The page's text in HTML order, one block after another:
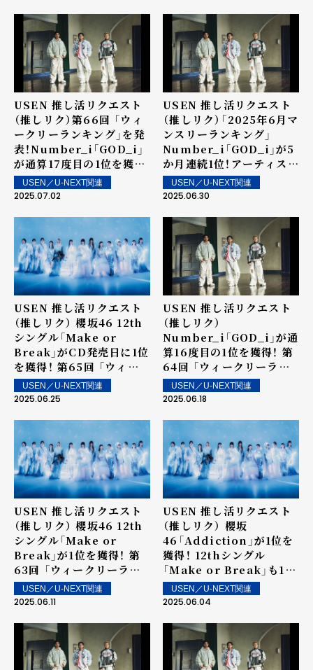
位にENHYPENの
「Shine On Me」が登場
～ 上位ランクイン楽曲は
街中・店内で配信！
配信！
USEN 推し活リクエスト
（推しリク）第66回 「ウィ
ークリーランキング」を発
表！Number_i「GOD_i」
が通算17度目の1位を獲
得！～ 上位ランクイン楽曲
は街中・店内で配信！
USEN／U-NEXT関連
2025.07.02
USEN 推し活リクエスト
（推しリク）「2025年6月マ
ンスリーランキング」
Number_i「GOD_i」が5
か月連続1位！アーティスト
としては7か月連続の1位
を記録！
USEN／U-NEXT関連
2025.06.30
USEN 推し活リクエスト
（推しリク） 櫻坂46 12th
シングル「Make or
Break」がCD発売日に1位
を獲得！ 第65回 「ウィー
クリーランキング」を発表
～ 上位ランクイン楽曲は
USEN／U-NEXT関連
2025.06.25
USEN 推し活リクエスト
（推しリク）
Number_i「GOD_i」が通
算16度目の1位を獲得！ 第
64回 「ウィークリーラン
キング」を発表～ 上位ラン
クイン楽曲は街中・店内で
USEN／U-NEXT関連
2025.06.18
USEN 推し活リクエスト
（推しリク） 櫻坂46 12th
シングル「Make or
Break」が1位を獲得！ 第
63回 「ウィークリーラン
キング」を発表～ 上位ラン
クイン楽曲は街中・店内で
USEN／U-NEXT関連
2025.06.11
USEN 推し活リクエスト
（推しリク） 櫻坂
46「Addiction」が1位を
獲得！ 12thシングル
「Make or Break」も15
位にランクイン！第62回
「ウィークリーランキン
ン楽曲は街中・店内で配
信！
USEN／U-NEXT関連
2025.06.04